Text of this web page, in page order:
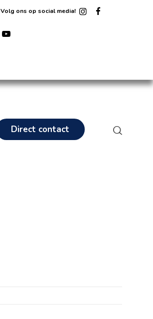
Volg ons op social media!
Direct contact